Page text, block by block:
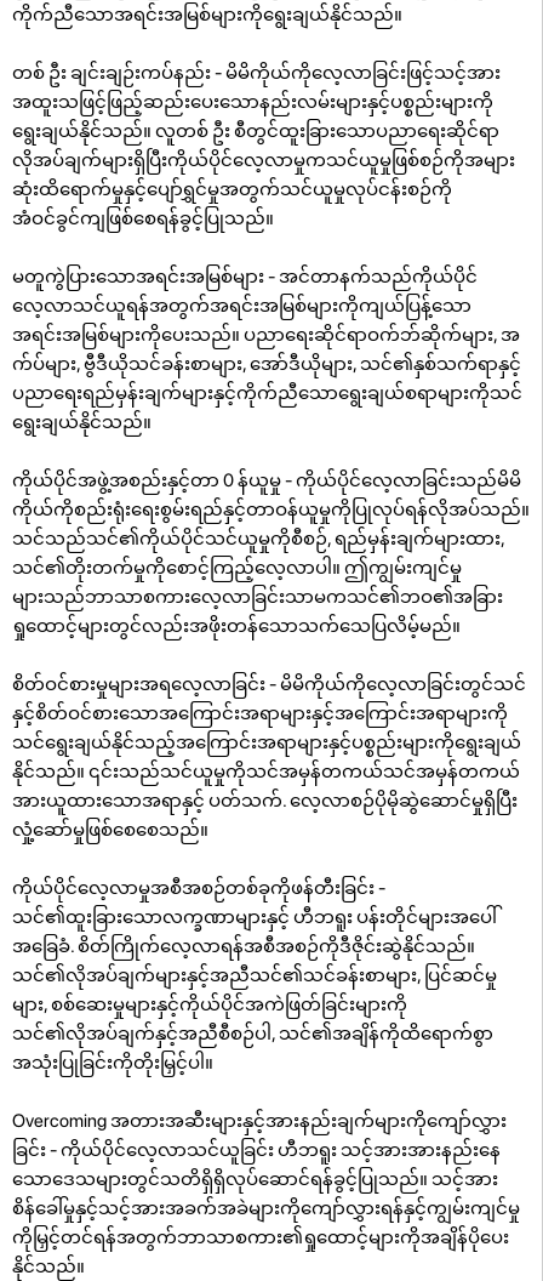
ကိုက်ညီသောအရင်းအမြစ်များကိုရွေးချယ်နိုင်သည်။
တစ် ဦး ချင်းချဉ်းကပ်နည်း - မိမိကိုယ်ကိုလေ့လာခြင်းဖြင့်သင့်အား
အထူးသဖြင့်ဖြည့်ဆည်းပေးသောနည်းလမ်းများနှင့်ပစ္စည်းများကို
ရွေးချယ်နိုင်သည်။ လူတစ် ဦး စီတွင်ထူးခြားသောပညာရေးဆိုင်ရာ
လိုအပ်ချက်များရှိပြီးကိုယ်ပိုင်လေ့လာမှုကသင်ယူမှုဖြစ်စဉ်ကိုအများ
ဆုံးထိရောက်မှုနှင့်ပျော်ရွှင်မှုအတွက်သင်ယူမှုလုပ်ငန်းစဉ်ကို
အံဝင်ခွင်ကျဖြစ်စေရန်ခွင့်ပြုသည်။
မတူကွဲပြားသောအရင်းအမြစ်များ - အင်တာနက်သည်ကိုယ်ပိုင်
လေ့လာသင်ယူရန်အတွက်အရင်းအမြစ်များကိုကျယ်ပြန့်သော
အရင်းအမြစ်များကိုပေးသည်။ ပညာရေးဆိုင်ရာဝက်ဘ်ဆိုက်များ, အ
က်ပ်များ, ဗွီဒီယိုသင်ခန်းစာများ, အော်ဒီယိုများ, သင်၏နှစ်သက်ရာနှင့်
ပညာရေးရည်မှန်းချက်များနှင့်ကိုက်ညီသောရွေးချယ်စရာများကိုသင်
ရွေးချယ်နိုင်သည်။
ကိုယ်ပိုင်အဖွဲ့အစည်းနှင့်တာ 0 န်ယူမှု - ကိုယ်ပိုင်လေ့လာခြင်းသည်မိမိ
ကိုယ်ကိုစည်းရုံးရေးစွမ်းရည်နှင့်တာဝန်ယူမှုကိုပြုလုပ်ရန်လိုအပ်သည်။
သင်သည်သင်၏ကိုယ်ပိုင်သင်ယူမှုကိုစီစဉ်, ရည်မှန်းချက်များထား,
သင်၏တိုးတက်မှုကိုစောင့်ကြည့်လေ့လာပါ။ ဤကျွမ်းကျင်မှု
များသည်ဘာသာစကားလေ့လာခြင်းသာမကသင်၏ဘဝ၏အခြား
ရှုထောင့်များတွင်လည်းအဖိုးတန်သောသက်သေပြလိမ့်မည်။
စိတ်ဝင်စားမှုများအရလေ့လာခြင်း - မိမိကိုယ်ကိုလေ့လာခြင်းတွင်သင်
နှင့်စိတ်ဝင်စားသောအကြောင်းအရာများနှင့်အကြောင်းအရာများကို
သင်ရွေးချယ်နိုင်သည့်အကြောင်းအရာများနှင့်ပစ္စည်းများကိုရွေးချယ်
နိုင်သည်။ ၎င်းသည်သင်ယူမှုကိုသင်အမှန်တကယ်သင်အမှန်တကယ်
အားယူထားသောအရာနှင့် ပတ်သက်. လေ့လာစဉ်ပိုမိုဆွဲဆောင်မှုရှိပြီး
လှုံ့ဆော်မှုဖြစ်စေစေသည်။
ကိုယ်ပိုင်လေ့လာမှုအစီအစဉ်တစ်ခုကိုဖန်တီးခြင်း -
သင်၏ထူးခြားသောလက္ခဏာများနှင့် ဟီဘရူး ပန်းတိုင်များအပေါ်
အခြေခံ. စိတ်ကြိုက်လေ့လာရန်အစီအစဉ်ကိုဒီဇိုင်းဆွဲနိုင်သည်။
သင်၏လိုအပ်ချက်များနှင့်အညီသင်၏သင်ခန်းစာများ, ပြင်ဆင်မှု
များ, စစ်ဆေးမှုများနှင့်ကိုယ်ပိုင်အကဲဖြတ်ခြင်းများကို
သင်၏လိုအပ်ချက်နှင့်အညီစီစဉ်ပါ, သင်၏အချိန်ကိုထိရောက်စွာ
အသုံးပြုခြင်းကိုတိုးမြှင့်ပါ။
Overcoming အတားအဆီးများနှင့်အားနည်းချက်များကိုကျော်လွှား
ခြင်း - ကိုယ်ပိုင်လေ့လာသင်ယူခြင်း ဟီဘရူး သင့်အားအားနည်းနေ
သောဒေသများတွင်သတိရှိရှိလုပ်ဆောင်ရန်ခွင့်ပြုသည်။ သင့်အား
စိန်ခေါ်မှုနှင့်သင့်အားအခက်အခဲများကိုကျော်လွှားရန်နှင့်ကျွမ်းကျင်မှု
ကိုမြှင့်တင်ရန်အတွက်ဘာသာစကား၏ရှုထောင့်များကိုအချိန်ပိုပေး
နိုင်သည်။